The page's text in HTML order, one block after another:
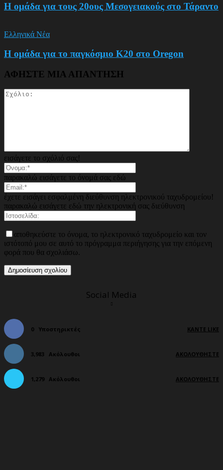
Η ομάδα για τους 20ους Μεσογειακούς στο Τάραντο
Ελληνικά Νέα
Η ομάδα για το παγκόσμιο Κ20 στο Oregon
ΑΦΗΣΤΕ ΜΙΑ ΑΠΑΝΤΗΣΗ
εισάγετε το σχόλιό σας!
παρακαλώ εισάγετε το όνομά σας εδώ
έχετε εισάγει εσφαλμένη διεύθυνση ηλεκτρονικού ταχυδρομείου!
παρακαλώ εισάγετε εδώ την ηλεκτρονική σας διεύθυνση
αποθηκεύστε το όνομα, το ηλεκτρονικό ταχυδρομείο και τον
ιστότοπό μου σε αυτό το πρόγραμμα περιήγησης για την επόμενη
φορά που θα σχολιάσω.
Social Media
0 Υποστηρικτές ΚΆΝΤΕ LIKE
3,983 Ακόλουθοι ΑΚΟΛΟΥΘΉΣΤΕ
1,279 Ακόλουθοι ΑΚΟΛΟΥΘΉΣΤΕ